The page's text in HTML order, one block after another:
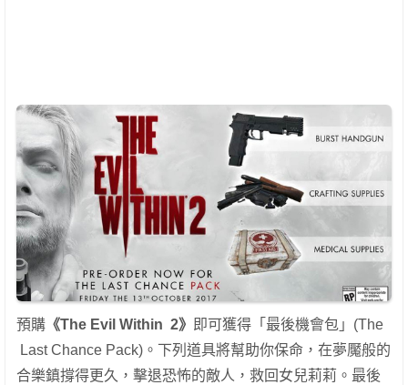
預購 《The Evil Within 2》
即可獲得「最後機會包」(The
Last Chance Pack)。下列道具將幫助你保命，在夢魘般的
合樂鎮撐得更久，擊退恐怖的敵人，救回女兒莉莉。最後